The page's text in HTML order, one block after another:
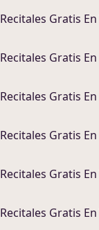
Recitales Gratis En
Recitales Gratis En
Recitales Gratis En
Recitales Gratis En
Recitales Gratis En
Recitales Gratis En